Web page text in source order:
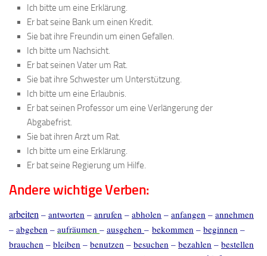
Ich bitte um eine Erklärung.
Er bat seine Bank um einen Kredit.
Sie bat ihre Freundin um einen Gefallen.
Ich bitte um Nachsicht.
Er bat seinen Vater um Rat.
Sie bat ihre Schwester um Unterstützung.
Ich bitte um eine Erlaubnis.
Er bat seinen Professor um eine Verlängerung der
Abgabefrist.
Sie bat ihren Arzt um Rat.
Ich bitte um eine Erklärung.
Er bat seine Regierung um Hilfe.
Andere wichtige Verben:
arbeiten – antworten – anrufen – abholen – anfangen – annehmen
– abgeben – aufräumen – ausgehen – bekommen – beginnen –
brauchen – bleiben – benutzen – besuchen – bezahlen – bestellen